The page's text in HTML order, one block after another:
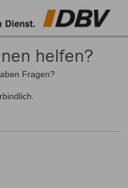
helfen?
Fragen?